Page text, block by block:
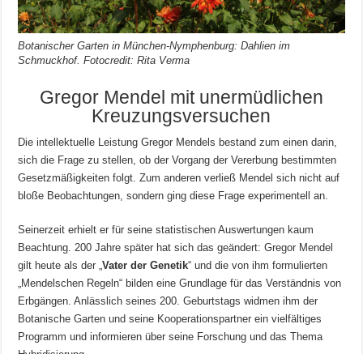
Botanischer Garten in München-Nymphenburg: Dahlien im
Schmuckhof. Fotocredit: Rita Verma
Gregor Mendel mit unermüdlichen
Kreuzungsversuchen
Die intellektuelle Leistung Gregor Mendels bestand zum einen darin,
sich die Frage zu stellen, ob der Vorgang der Vererbung bestimmten
Gesetzmäßigkeiten folgt. Zum anderen verließ Mendel sich nicht auf
bloße Beobachtungen, sondern ging diese Frage experimentell an.
Seinerzeit erhielt er für seine statistischen Auswertungen kaum
Beachtung. 200 Jahre später hat sich das geändert: Gregor Mendel
gilt heute als der „Vater der Genetik“ und die von ihm formulierten
„Mendelschen Regeln“ bilden eine Grundlage für das Verständnis von
Erbgängen. Anlässlich seines 200. Geburtstags widmen ihm der
Botanische Garten und seine Kooperationspartner ein vielfältiges
Programm und informieren über seine Forschung und das Thema